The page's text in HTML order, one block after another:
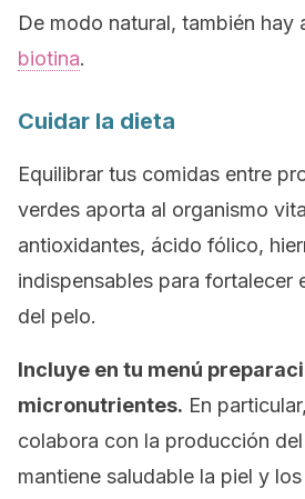
De modo natural, también hay
biotina.
Cuidar la dieta
Equilibrar tus comidas entre
verdes aporta al organismo
antioxidantes, ácido fólico,
indispensables para fortalecer
del pelo.
Incluye en tu menú
micronutrientes. En
colabora con la producción
mantiene saludable la piel y